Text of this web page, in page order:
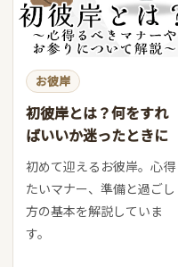
お彼岸
初彼岸とは？何をすれ
ばいいか迷ったときに
初めて迎えるお彼岸。心得
たいマナー、準備と過ごし
方の基本を解説していま
す。